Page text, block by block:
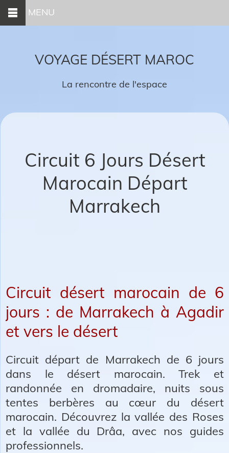
MENU
VOYAGE DÉSERT MAROC
La rencontre de l'espace
Circuit 6 Jours Désert
Marocain Départ
Marrakech
Circuit désert marocain de 6
jours : de Marrakech à Agadir
et vers le désert
Circuit départ de Marrakech de 6 jours
dans le désert marocain. Trek et
randonnée en dromadaire, nuits sous
tentes berbères au cœur du désert
marocain. Découvrez la vallée des Roses
et la vallée du Drâa, avec nos guides
professionnels.